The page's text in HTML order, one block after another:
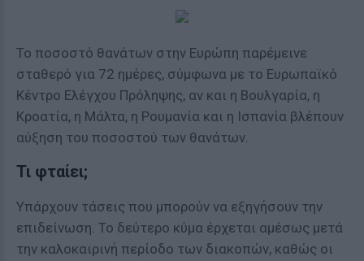
Το ποσοστό θανάτων στην Ευρώπη παρέμεινε
σταθερό για 72 ημέρες, σύμφωνα με το Ευρωπαϊκό
Κέντρο Ελέγχου Πρόληψης, αν και η Βουλγαρία, η
Κροατία, η Μάλτα, η Ρουμανία και η Ισπανία βλέπουν
αύξηση του ποσοστού των θανάτων.
Τι φταίει;
Υπάρχουν τάσεις που μπορούν να εξηγήσουν την
επιδείνωση. Το δεύτερο κύμα έρχεται αμέσως μετά
την καλοκαιρινή περίοδο των διακοπών, καθώς οι